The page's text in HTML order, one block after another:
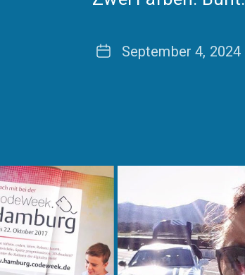
DateSeptember 4, 2024